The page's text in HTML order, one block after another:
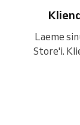
Laeme
Store'i.